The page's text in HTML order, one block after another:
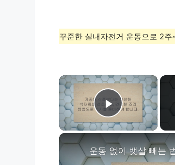
꾸준한 실내자전거 운동으로 2
×
Play Video
운동 없이 뱃살 빼는